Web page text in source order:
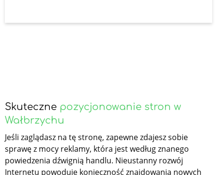
Skuteczne pozycjonowanie stron w
Wałbrzychu
Jeśli zaglądasz na tę stronę, zapewne zdajesz sobie
sprawę z mocy reklamy, która jest według znanego
powiedzenia dźwignią handlu. Nieustanny rozwój
Internetu powoduje konieczność znajdowania nowych